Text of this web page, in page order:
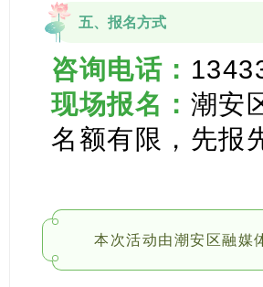
五、报名方式
咨询电话：
现场报名： 潮安
名额有限，先报
本次活动由潮安区融媒